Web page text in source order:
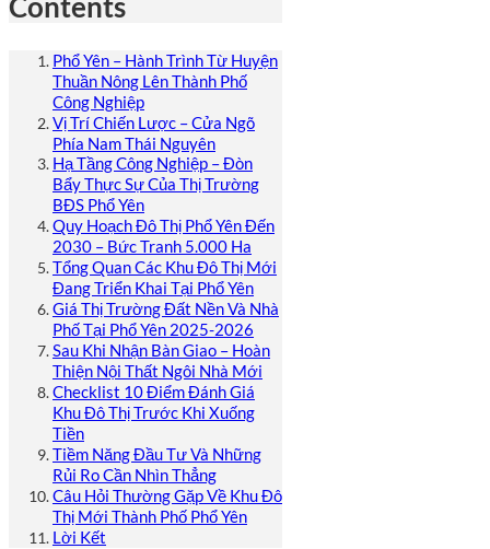
Phổ Yên – Hành Trình Từ Huyện
Thuần Nông Lên Thành Phố
Công Nghiệp
Vị Trí Chiến Lược – Cửa Ngõ
Phía Nam Thái Nguyên
Hạ Tầng Công Nghiệp – Đòn
Bẩy Thực Sự Của Thị Trường
BĐS Phổ Yên
Quy Hoạch Đô Thị Phổ Yên Đến
2030 – Bức Tranh 5.000 Ha
Tổng Quan Các Khu Đô Thị Mới
Đang Triển Khai Tại Phổ Yên
Giá Thị Trường Đất Nền Và Nhà
Phố Tại Phổ Yên 2025-2026
Sau Khi Nhận Bàn Giao – Hoàn
Thiện Nội Thất Ngôi Nhà Mới
Checklist 10 Điểm Đánh Giá
Khu Đô Thị Trước Khi Xuống
Tiền
Tiềm Năng Đầu Tư Và Những
Rủi Ro Cần Nhìn Thẳng
Câu Hỏi Thường Gặp Về Khu Đô
Thị Mới Thành Phố Phổ Yên
Lời Kết